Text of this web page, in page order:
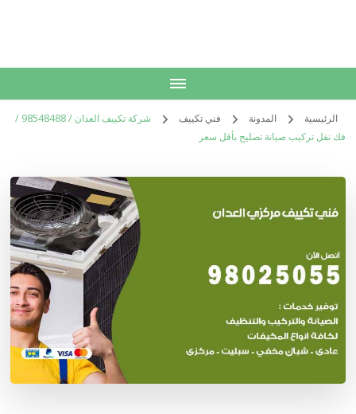
الرئيسية المدونة فني تكييف
شركة تكييف العدان / 98548488 /
فك نقل تركيب صيانة تصليح بأقل سعر